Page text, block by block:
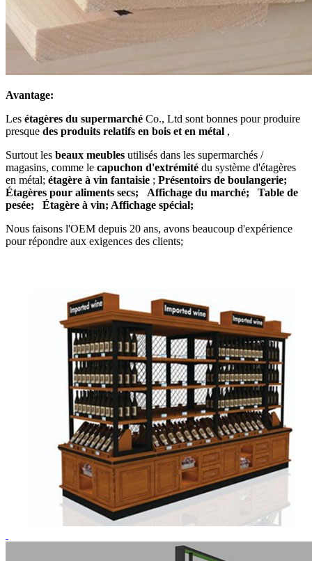
Avantage:
Les étagères du supermarché Co., Ltd sont bonnes pour produire
presque des produits relatifs en bois et en métal ,
Surtout les beaux meubles utilisés dans les supermarchés /
magasins, comme le capuchon d'extrémité du système d'étagères
en métal; étagère à vin fantaisie ; Présentoirs de boulangerie;
Étagères pour aliments secs;
Affichage du marché;
Table de
pesée;
Étagère à vin; Affichage spécial;
Nous faisons l'OEM depuis 20 ans, avons beaucoup d'expérience
pour répondre aux exigences des clients;